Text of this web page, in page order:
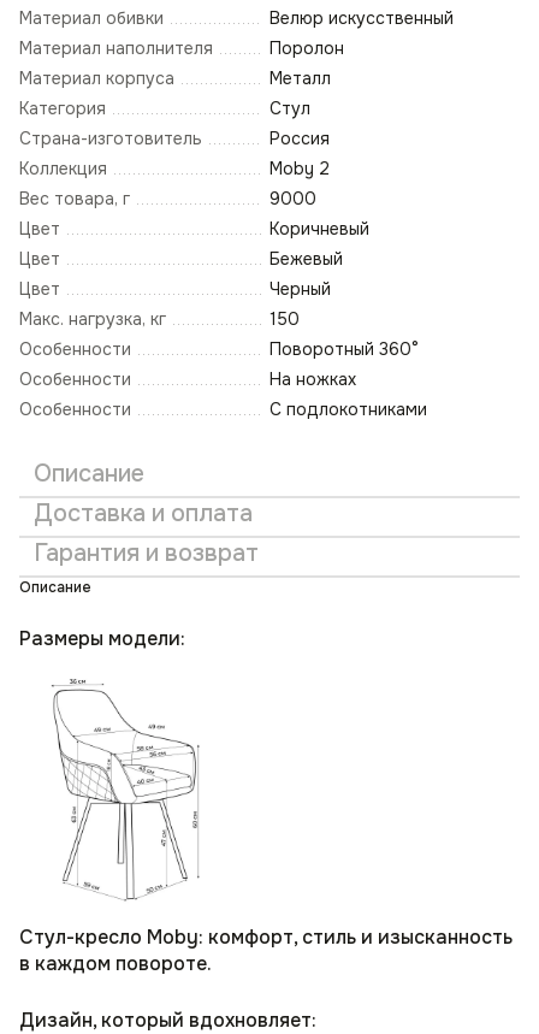
Материал обивки
Велюр искусственный
Материал наполнителя
Поролон
Материал корпуса
Металл
Категория
Стул
Страна-изготовитель
Россия
Коллекция
Moby 2
Вес товара, г
9000
Цвет
Коричневый
Цвет
Бежевый
Цвет
Черный
Макс. нагрузка, кг
150
Особенности
Поворотный 360°
Особенности
На ножках
Особенности
С подлокотниками
Описание
Доставка и оплата
Гарантия и возврат
Описание
Размеры модели:
Стул-кресло Moby: комфорт, стиль и изысканность
в каждом повороте.
Дизайн, который вдохновляет: